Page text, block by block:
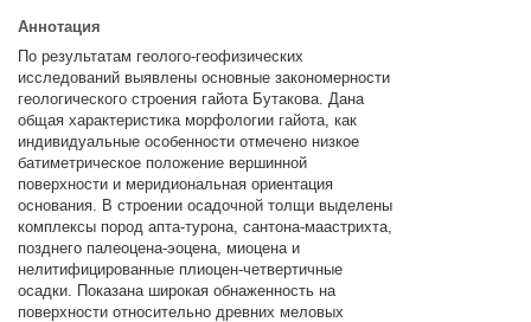
Аннотация
По результатам геолого-геофизических
исследований выявлены основные закономерности
геологического строения гайота Бутакова. Дана
общая характеристика морфологии гайота, как
индивидуальные особенности отмечено низкое
батиметрическое положение вершинной
поверхности и меридиональная ориентация
основания. В строении осадочной толщи выделены
комплексы пород апта-турона, сантона-маастрихта,
позднего палеоцена-эоцена, миоцена и
нелитифицированные плиоцен-четвертичные
осадки. Показана широкая обнаженность на
поверхности относительно древних меловых